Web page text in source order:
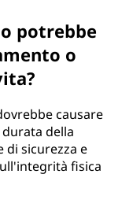
potrebbe
o
causare
della
di sicurezza e
fisica